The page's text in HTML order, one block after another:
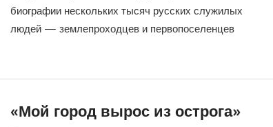
биографии нескольких тысяч русских служилых
людей — землепроходцев и первопоселенцев
«Мой город вырос из острога»